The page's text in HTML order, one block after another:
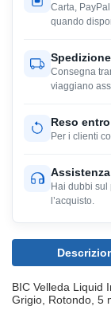
Carta,
quando
Consegna
viaggiano
Reso
Per i clienti
Hai dubbi sul
l’acquisto.
BIC Velleda Liquid
Grigio, Rotondo, 5